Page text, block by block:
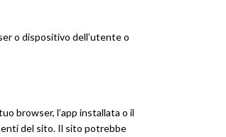
o dispositivo dell’utente o
browser, l’app installata o il
del sito. Il sito potrebbe